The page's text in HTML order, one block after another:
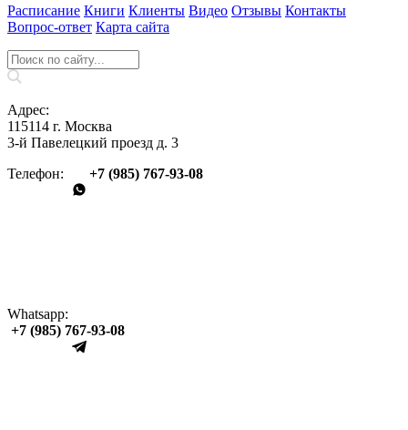
Расписание Книги Клиенты Видео Отзывы Контакты
Вопрос‑ответ Карта сайта
Адрес:
115114 г. Москва
3-й Павелецкий проезд д. 3
Телефон: +7 (985) 767‑93‑08
Whatsapp:
+7 (985) 767‑93‑08